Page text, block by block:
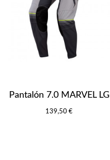
Pantalón 7.0 MARVEL LG
139,50 €